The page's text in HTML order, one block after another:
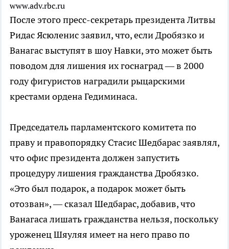
www.adv.rbc.ru
После этого пресс-секретарь президента Литвы
Ридас Ясюленис заявил, что, если Дробязко и
Ванагас выступят в шоу Навки, это может быть
поводом для лишения их госнаград — в 2000
году фигуристов наградили рыцарскими
крестами ордена Гедиминаса.
Председатель парламентского комитета по
праву и правопорядку Стасис Шедбарас заявлял,
что офис президента должен запустить
процедуру лишения гражданства Дробязко.
«Это был подарок, а подарок может быть
отозван», — сказал Шедбарас, добавив, что
Ванагаса лишать гражданства нельзя, поскольку
уроженец Шяуляя имеет на него право по